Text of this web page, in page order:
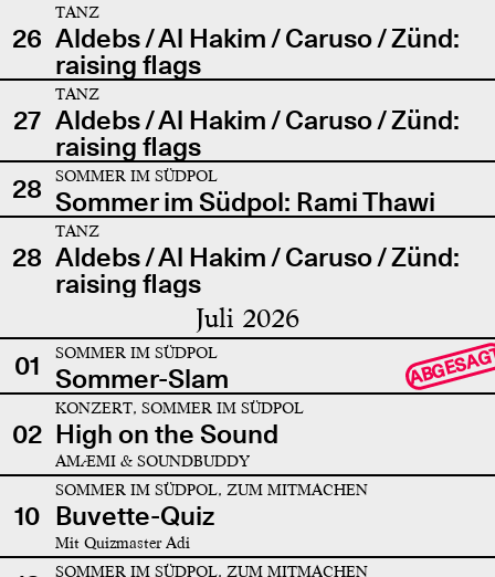
26
TANZ
Aldebs / Al Hakim / Caruso / Zünd:
raising flags
27
TANZ
Aldebs / Al Hakim / Caruso / Zünd:
raising flags
28
SOMMER IM SÜDPOL
Sommer im Südpol: Rami Thawi
28
TANZ
Aldebs / Al Hakim / Caruso / Zünd:
raising flags
Juli 2026
01 SOMMER IM SÜDPOL
Sommer-Slam
02
KONZERT, SOMMER IM SÜDPOL
High on the Sound
AMÆMI & SOUNDBUDDY
10
SOMMER IM SÜDPOL, ZUM MITMACHEN
Buvette-Quiz
Mit Quizmaster Adi
SOMMER IM SÜDPOL, ZUM MITMACHEN